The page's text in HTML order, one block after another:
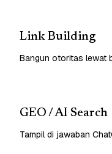
Link Building
Bangun otoritas lewat
GEO / AI Search
Tampil di jawaban